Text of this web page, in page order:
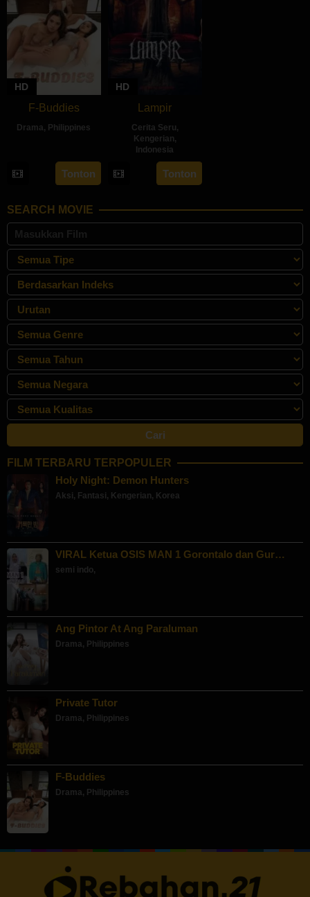
HD
F-Buddies
Drama, Philippines
Sep
2024
Nebres
Tonton
HD
Lampir
Cerita Seru,
Kengerian,
Indonesia
14
Feb
Kenny
Gulardi
Tonton
SEARCH MOVIE
FILM TERBARU TERPOPULER
Holy Night: Demon Hunters
Aksi, Fantasi, Kengerian, Korea
VIRAL Ketua OSIS MAN 1 Gorontalo dan Gur…
semi indo,
Ang Pintor At Ang Paraluman
Drama, Philippines
Private Tutor
Drama, Philippines
F-Buddies
Drama, Philippines